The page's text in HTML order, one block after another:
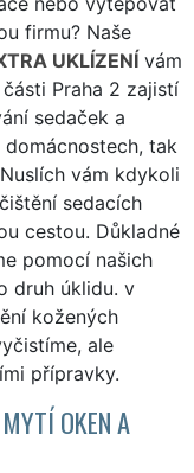
firmu? Naše
UKLÍZENÍ vám
Praha 2 zajistí
sedaček a
tak
vám kdykoli
sedacích
cestou. Důkladné
pomocí našich
druh úklidu. v
kožených
ale
přípravky.
OKEN A